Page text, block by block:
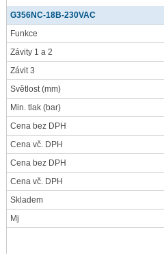
G356NC-18B-230VAC
Funkce
Závity 1 a 2
Závit 3
Světlost(mm)
Min. tlak (bar)
Cena bez DPH
Cena vč. DPH
Cena bez DPH
Cena vč. DPH
Skladem
Mj